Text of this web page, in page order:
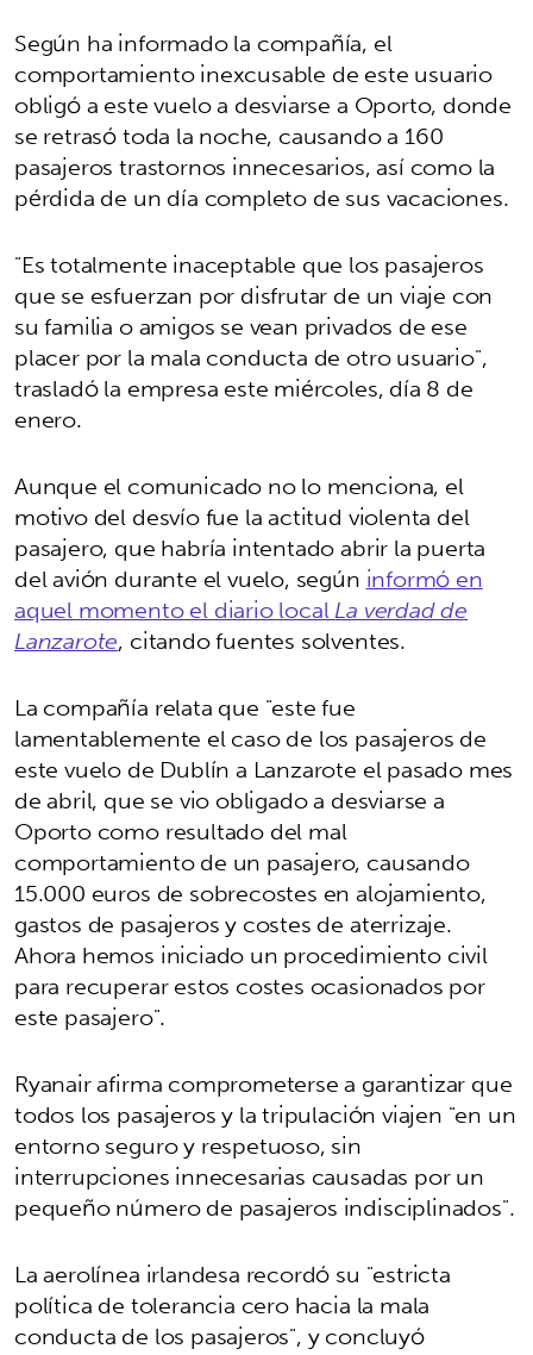
Según ha informado la compañía, el
comportamiento inexcusable de este usuario
obligó a este vuelo a desviarse a Oporto, donde
se retrasó toda la noche, causando a 160
pasajeros trastornos innecesarios, así como la
pérdida de un día completo de sus vacaciones.
"Es totalmente inaceptable que los pasajeros
que se esfuerzan por disfrutar de un viaje con
su familia o amigos se vean privados de ese
placer por la mala conducta de otro usuario",
trasladó la empresa este miércoles, día 8 de
enero.
Aunque el comunicado no lo menciona, el
motivo del desvío fue la actitud violenta del
pasajero, que habría intentado abrir la puerta
del avión durante el vuelo, segúninformó en
aquel momento el diario localLa verdad de
Lanzarote, citando fuentes solventes.
La compañía relata que "este fue
lamentablemente el caso de los pasajeros de
este vuelo de Dublín a Lanzarote el pasado mes
de abril, que se vio obligado a desviarse a
Oporto como resultado del mal
comportamiento de un pasajero, causando
15.000 euros de sobrecostes en alojamiento,
gastos de pasajeros y costes de aterrizaje.
Ahora hemos iniciado un procedimiento civil
para recuperar estos costes ocasionados por
este pasajero".
Ryanair afirma comprometerse a garantizar que
todos los pasajeros y la tripulación viajen "en un
entorno seguro y respetuoso, sin
interrupciones innecesarias causadas por un
pequeño número de pasajeros indisciplinados".
La aerolínea irlandesa recordó su "estricta
política de tolerancia cero hacia la mala
conducta de los pasajeros", y concluyó